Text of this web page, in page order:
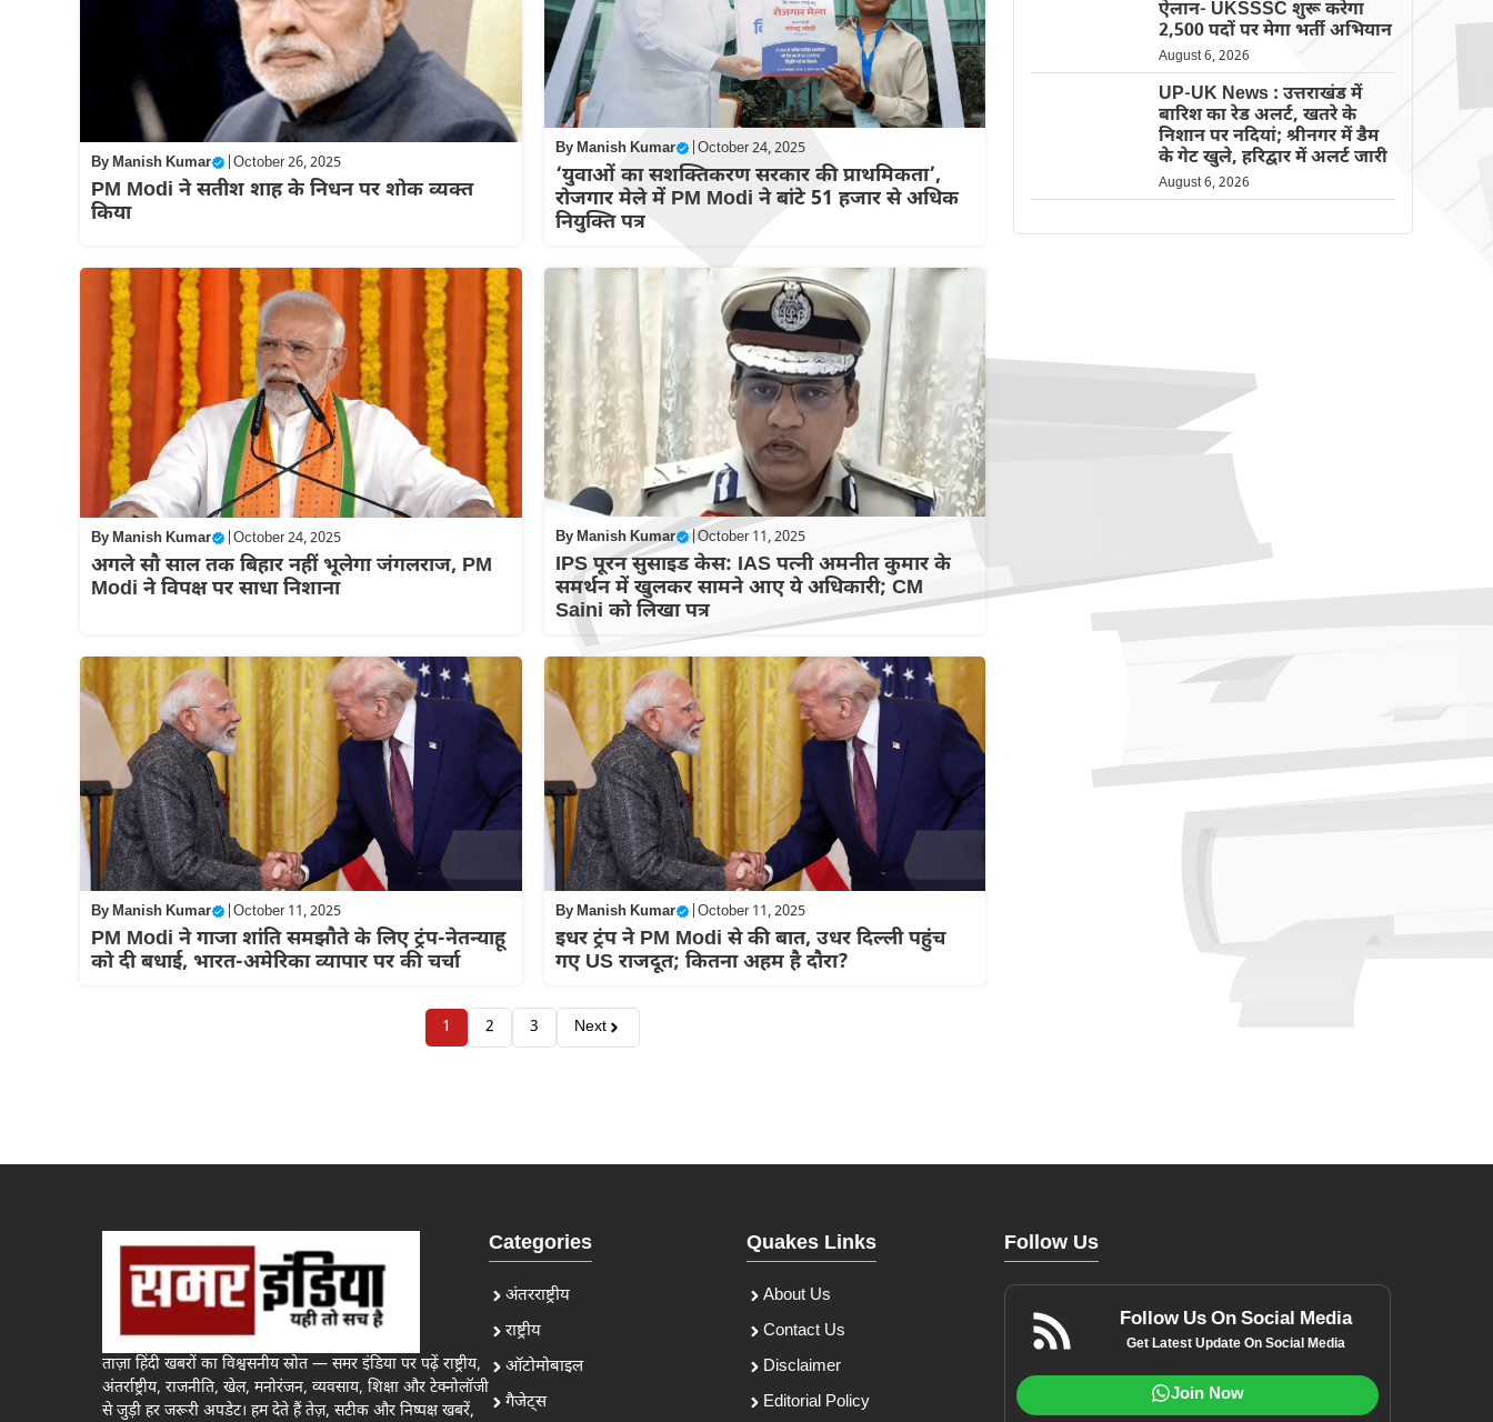
ByManish Kumar October 26, 2025
PM Modi ने सतीश शाह के निधन पर शोक व्यक्त
किया
ByManish Kumar | October 24, 2025
‘युवाओं का सशक्तिकरण सरकार की प्राथमिकता’,
रोजगार मेले में PM Modi ने बांटे 51 हजार से अधिक
नियुक्ति पत्र
ByManish Kumar October 24, 2025
अगले सौ साल तक बिहार नहीं भूलेगा जंगलराज, PM
Modi ने विपक्ष पर साधा निशाना
ByManish Kumar |October 11, 2025
IPS पूरन सुसाइड केस: IAS पत्नी अमनीत कुमार के
समर्थन में खुलकर सामने आए ये अधिकारी; CM
Saini को लिखा पत्र
ByManish Kumar October 11, 2025
PM Modi ने गाजा शांति समझौते के लिए ट्रंप-नेतन्याहू
को दी बधाई, भारत-अमेरिका व्यापार पर की चर्चा
ByManish Kumar | October 11, 2025
इधर ट्रंप ने PM Modi से की बात, उधर दिल्ली पहुंच
गए US राजदूत; कितना अहम है दौरा?
1 2 3 Next
ऐलान- UKSSSC शुरू करेगा
2,500 पदों पर मेगा भर्ती अभियान
August 6, 2026
UP-UK News : उत्तराखंड में
बारिश का रेड अलर्ट, खतरे के
निशान पर नदियां; श्रीनगर में डैम
के गेट खुले, हरिद्वार में अलर्ट जारी
August 6, 2026
ताज़ा हिंदी खबरों का विश्वसनीय स्रोत — समर इंडिया पर पढ़ें राष्ट्रीय,
अंतर्राष्ट्रीय, राजनीति, खेल, मनोरंजन, व्यवसाय, शिक्षा और टेक्नोलॉजी
से जुड़ी हर जरूरी अपडेट। हम देते हैं तेज़, सटीक और निष्पक्ष खबरें,
Categories
अंतरराष्ट्रीय
राष्ट्रीय
ऑटोमोबाइल
गैजेट्स
Quakes Links
About Us
Contact Us
Disclaimer
Editorial Policy
Follow Us
Follow Us On Social Media
Get Latest Update On Social Media
Join Now